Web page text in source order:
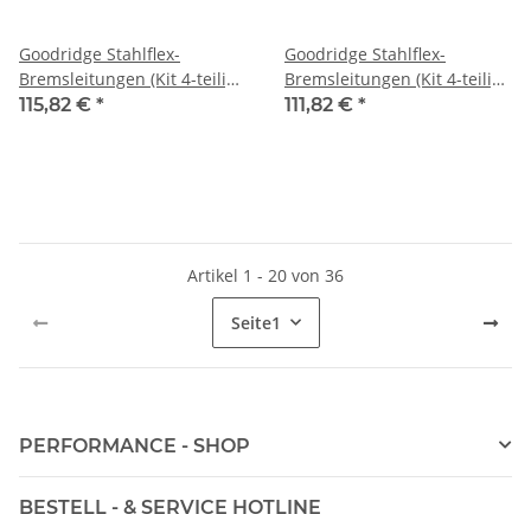
Goodridge Stahlflex-
Bremsleitungen (Kit 4-teilig,
ABE) - Mitsubishi Lancer Evo
115,82 € *
Goodridge Stahlflex-
Bremsleitungen (Kit 4-teilig,
ABE) - Nissan 200SX (Type
111,82 € *
Artikel 1 - 20 von 36
Seite1
PERFORMANCE - SHOP
BESTELL - & SERVICE HOTLINE